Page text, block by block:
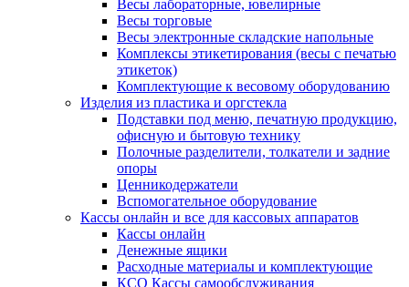
Весы лабораторные, ювелирные
Весы торговые
Весы электронные складские напольные
Комплексы этикетирования (весы с печатью
этикеток)
Комплектующие к весовому оборудованию
Изделия из пластика и оргстекла
Подставки под меню, печатную продукцию,
офисную и бытовую технику
Полочные разделители, толкатели и задние
опоры
Ценникодержатели
Вспомогательное оборудование
Кассы онлайн и все для кассовых аппаратов
Кассы онлайн
Денежные ящики
Расходные материалы и комплектующие
КСО Кассы самообслуживания